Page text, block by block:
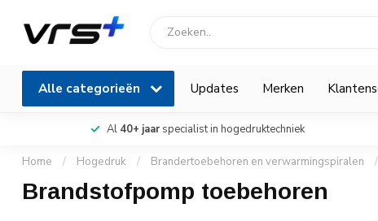
Alle categorieën Updates Merken
Al 40+ jaarspecialist in hogedruktechniek
Home / Hogedruk / Brandertoebehoren en verwarmingspiralen /
Brandstofpomp toebehoren